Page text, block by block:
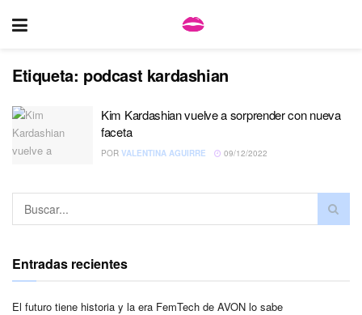
Etiqueta: podcast kardashian
Kim Kardashian vuelve a sorprender con nueva
faceta
POR VALENTINA AGUIRRE 09/12/2022
Entradas recientes
El futuro tiene historia y la era FemTech de AVON lo sabe